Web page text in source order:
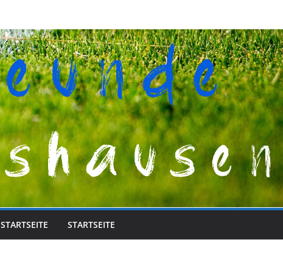
STARTSEITE STARTSEITE